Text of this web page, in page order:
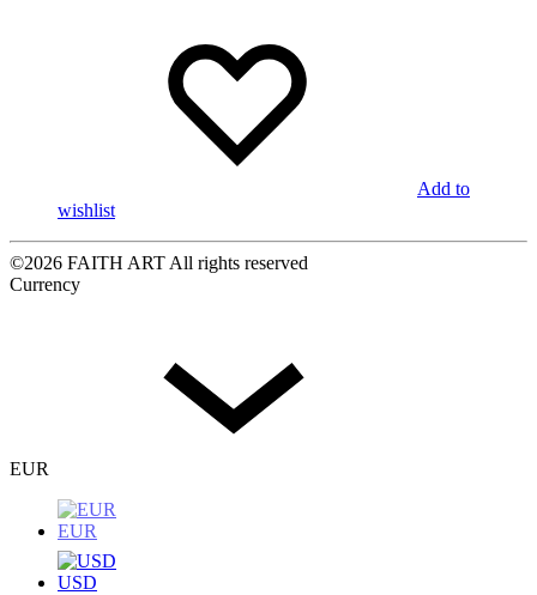
Add to
wishlist
©2026 FAITH ART All rights reserved
Currency
EUR
EUR
USD